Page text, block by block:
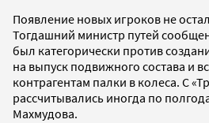
Появление новых игроков не
Тогдашний министр путей
был категорически против
на выпуск подвижного состава и
контрагентам палки в колеса. С
рассчитывались иногда по
Махмудова.